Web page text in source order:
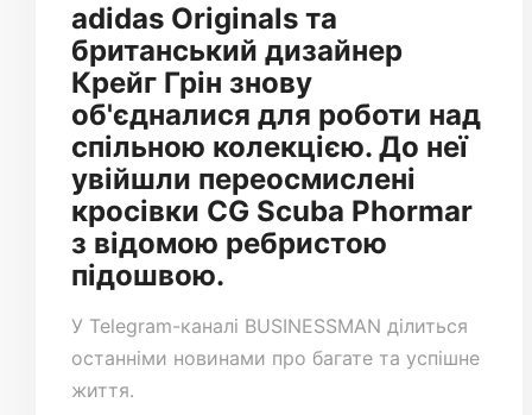
adidas Originals та
британський дизайнер
Крейг Грін знову
об'єдналися для роботи над
спільною колекцією. До неї
увійшли переосмислені
кросівки CG Scuba Phormar
з відомою ребристою
підошвою.
У Telegram-каналі BUSINESSMAN ділиться
останніми новинами про багате та успішне
життя.